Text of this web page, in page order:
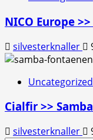
NICO Europe
silvesterknaller
Uncategorized
Cialfir >>
silvesterknaller